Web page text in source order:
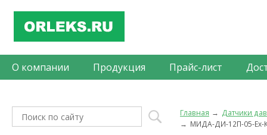
О компании Продукция Прайс-лист
Главная
Датчики
МИДА-ДИ-12П-05-Ех-